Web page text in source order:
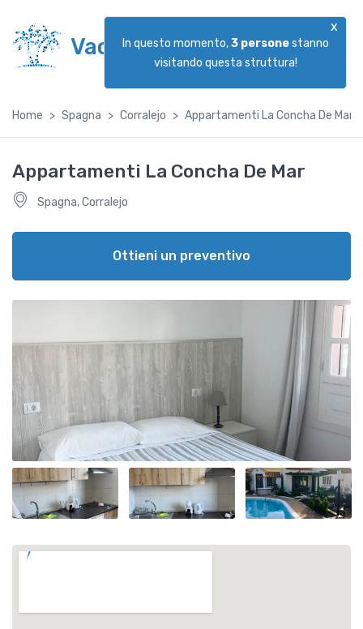
Vacanzeggiando
x
In questo momento,3personestanno
visitando questa struttura!
Home Spagna Corralejo Appartamenti La Concha De Mar
Appartamenti La Concha De Mar
Spagna, Corralejo
Ottieni un preventivo